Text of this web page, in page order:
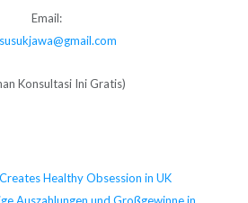
Email:
Konsultasi Ini Gratis)
Healthy Obsession in UK